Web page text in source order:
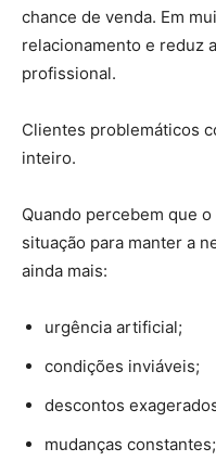
chance de venda. Em
relacionamento e reduz
profissional.
Clientes problemáticos
inteiro.
Quando percebem que
situação para manter a
ainda mais:
urgência artificial;
condições inviáveis;
descontos
mudanças constantes;